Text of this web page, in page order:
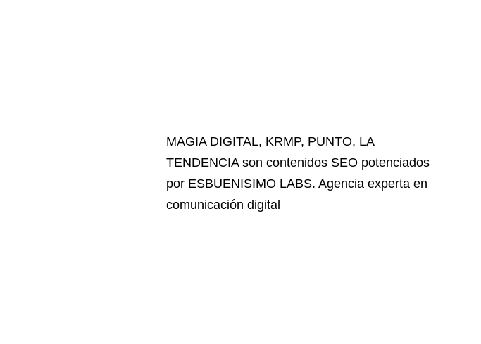
MAGIA DIGITAL, KRMP, PUNTO, LA
TENDENCIAson contenidos SEO potenciados
por ESBUENISIMO LABS. Agencia experta en
comunicación digital